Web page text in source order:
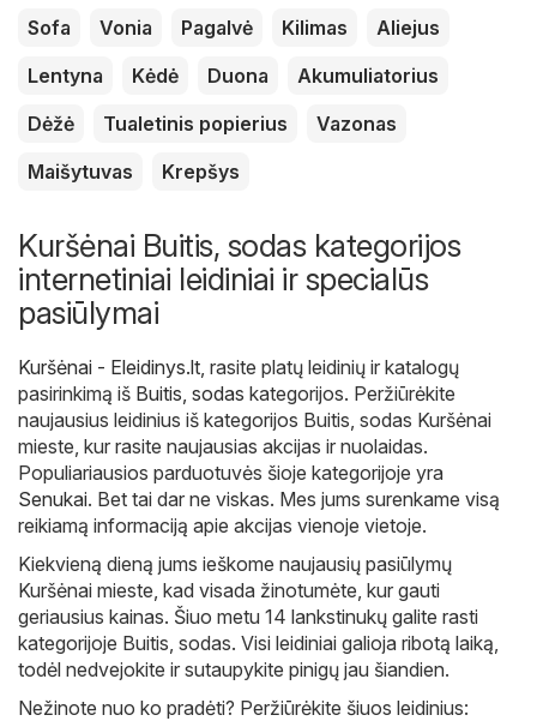
Sofa Vonia Pagalvė Kilimas
Aliejus
Lentyna
Kėdė Duona
Akumuliatorius
Dėžė
Tualetinis popierius
Vazonas
Maišytuvas
Krepšys
Kuršėnai Buitis, sodas kategorijos
internetiniai leidiniai ir specialūs
pasiūlymai
Kuršėnai - Eleidinys.lt, rasite platų leidinių ir katalogų
pasirinkimą iš Buitis, sodas kategorijos. Peržiūrėkite
naujausius leidinius iš kategorijos Buitis, sodas Kuršėnai
mieste, kur rasite naujausias akcijas ir nuolaidas.
Populiariausios parduotuvės šioje kategorijoje yra
Senukai. Bet tai dar ne viskas. Mes jums surenkame visą
reikiamą informaciją apie akcijas vienoje vietoje.
Kiekvieną dieną jums ieškome naujausių pasiūlymų
Kuršėnai mieste, kad visada žinotumėte, kur gauti
geriausius kainas. Šiuo metu 14 lankstinukų galite rasti
kategorijoje Buitis, sodas. Visi leidiniai galioja ribotą laiką,
todėl nedvejokite ir sutaupykite pinigų jau šiandien.
Nežinote nuo ko pradėti? Peržiūrėkite šiuos leidinius: